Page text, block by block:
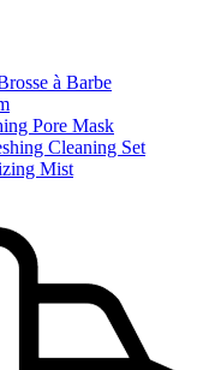
à Barbe
Pore Mask
Cleaning Set
Mist